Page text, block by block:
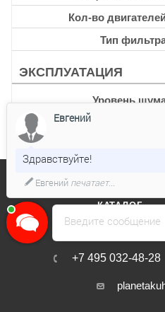
Кол-во
Тип
ЭКСПЛУАТАЦИЯ
Уровень
О КОМПАНИИ
КАТАЛОГ
+7 495 032-48-28
Введите сообщение
Евгений
Здравствуйте!
Евгенийпечатает...